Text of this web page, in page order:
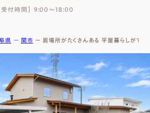
る
試す
受付時間］ 9:00～18:00
県 ー 関市 ー 居場所がたくさんある 平屋暮らしができ